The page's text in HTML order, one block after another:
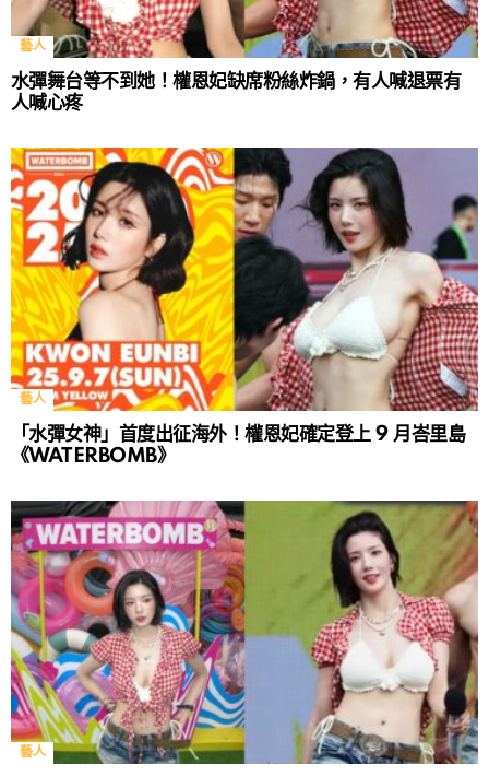
藝人
水彈舞台等不到她！權恩妃缺席粉絲炸鍋，有人喊退票有
人喊心疼
藝人
「水彈女神」首度出征海外！權恩妃確定登上 9 月峇里島
《WATERBOMB》
藝人